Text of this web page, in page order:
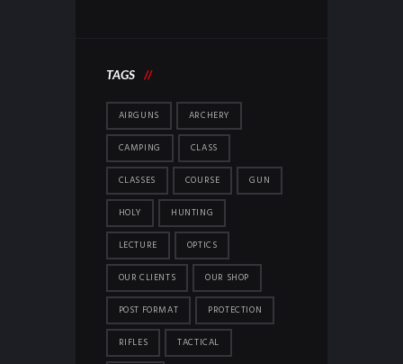
TAGS
AIRGUNS ARCHERY
CAMPING CLASS
CLASSES COURSE GUN
HOLY HUNTING
LECTURE OPTICS
OUR CLIENTS OUR SHOP
POST FORMAT PROTECTION
RIFLES TACTICAL